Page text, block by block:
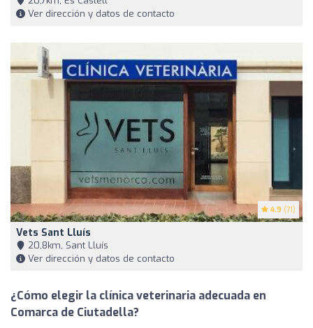
Ver dirección y datos de contacto
4.9 (71)
Vets Sant Lluís
20,8km, Sant Lluís
Ver dirección y datos de contacto
¿Cómo elegir la clínica veterinaria adecuada en
Comarca de Ciutadella?